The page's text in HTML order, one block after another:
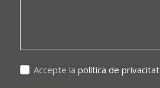
Accepte la política de privacitat